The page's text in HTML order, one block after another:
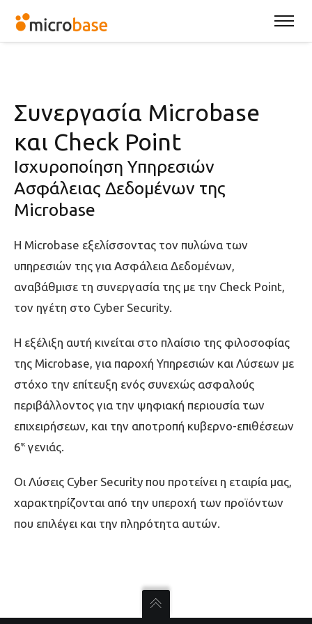
Συνεργασία Microbase
και Check Point
Ισχυροποίηση Υπηρεσιών
Ασφάλειας Δεδομένων της
Microbase
Η Microbase εξελίσσοντας τον πυλώνα των
υπηρεσιών της για Ασφάλεια Δεδομένων,
αναβάθμισε τη συνεργασία της με την Check Point,
τον ηγέτη στο Cyber Security.
Η εξέλιξη αυτή κινείται στο πλαίσιο της φιλοσοφίας
της Microbase, για παροχή Υπηρεσιών και Λύσεων με
στόχο την επίτευξη ενός συνεχώς ασφαλούς
περιβάλλοντος για την ψηφιακή περιουσία των
επιχειρήσεων, και την αποτροπή κυβερνο-επιθέσεων
6ης γενιάς.
Οι Λύσεις Cyber Security που προτείνει η εταιρία μας,
χαρακτηρίζονται από την υπεροχή των προϊόντων
που επιλέγει και την πληρότητα αυτών.